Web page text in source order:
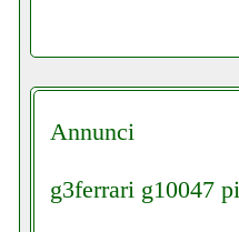
Annunci
g3ferrari g10047